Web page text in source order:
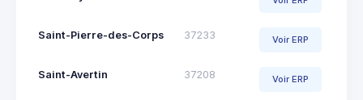
Saint-Pierre-des-Corps 37233 Voir ERP
Saint-Avertin 37208 Voir ERP